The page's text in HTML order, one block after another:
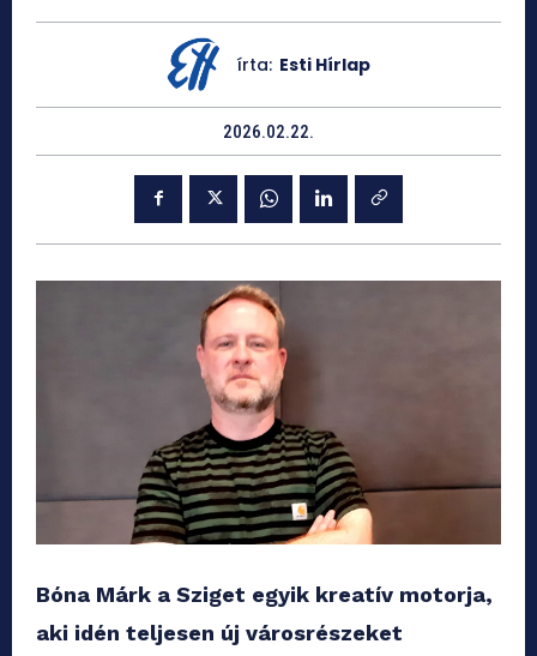
írta: Esti Hírlap
2026.02.22.
Bóna Márk a Sziget egyik kreatív motorja,
aki idén teljesen új városrészeket